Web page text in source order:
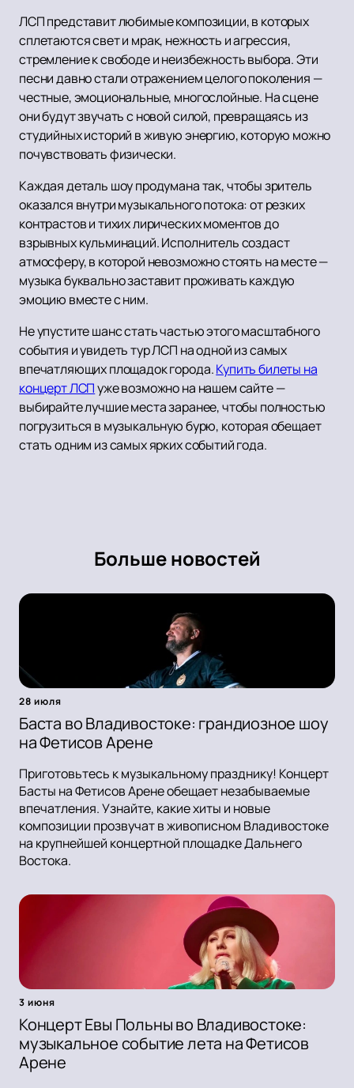
ЛСП представит любимые композиции, в которых
сплетаются свет и мрак, нежность и агрессия,
стремление к свободе и неизбежность выбора. Эти
песни давно стали отражением целого поколения —
честные, эмоциональные, многослойные. На сцене
они будут звучать с новой силой, превращаясь из
студийных историй в живую энергию, которую можно
почувствовать физически.
Каждая деталь шоу продумана так, чтобы зритель
оказался внутри музыкального потока: от резких
контрастов и тихих лирических моментов до
взрывных кульминаций. Исполнитель создаст
атмосферу, в которой невозможно стоять на месте —
музыка буквально заставит проживать каждую
эмоцию вместе с ним.
Не упустите шанс стать частью этого масштабного
события и увидеть тур ЛСП на одной из самых
впечатляющих площадок города.Купить билеты на
концерт ЛСПуже возможно на нашем сайте —
выбирайте лучшие места заранее, чтобы полностью
погрузиться в музыкальную бурю, которая обещает
стать одним из самых ярких событий года.
Больше новостей
28 июля
Баста во Владивостоке: грандиозное шоу
на Фетисов Арене
Приготовьтесь к музыкальному празднику! Концерт
Басты на Фетисов Арене обещает незабываемые
впечатления. Узнайте, какие хиты и новые
композиции прозвучат в живописном Владивостоке
на крупнейшей концертной площадке Дальнего
Востока.
3 июня
Концерт Евы Польны во Владивостоке:
музыкальное событие лета на Фетисов
Арене